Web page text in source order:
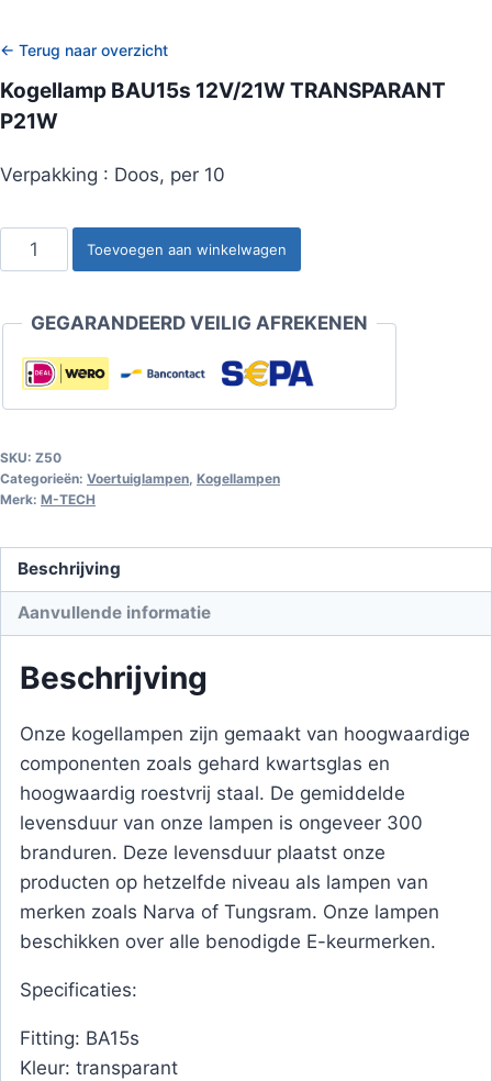
← Terug naar overzicht
Kogellamp BAU15s 12V/21W TRANSPARANT
P21W
Verpakking : Doos, per 10
Kogellamp
BAU15s
TRANSPARANT
P21W
aantal
Toevoegen aan winkelwagen
GEGARANDEERD VEILIG AFREKENEN
SKU: Z50
Categorieën: Voertuiglampen Kogellampen
Merk: M-TECH
Beschrijving
Aanvullende informatie
Beschrijving
Onze kogellampen zijn gemaakt van hoogwaardige
componenten zoals gehard kwartsglas en
hoogwaardig roestvrij staal. De gemiddelde
levensduur van onze lampen is ongeveer 300
branduren. Deze levensduur plaatst onze
producten op hetzelfde niveau als lampen van
merken zoals Narva of Tungsram. Onze lampen
beschikken over alle benodigde E-keurmerken.
Specificaties:
Fitting: BA15s
Kleur: transparant